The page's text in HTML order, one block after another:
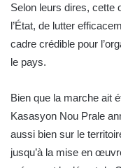
Selon leurs dires, cette
l’État, de lutter
cadre crédible pour
le pays.
Bien que la marche ait
Kasasyon Nou Prale
aussi bien sur le
jusqu’à la mise en